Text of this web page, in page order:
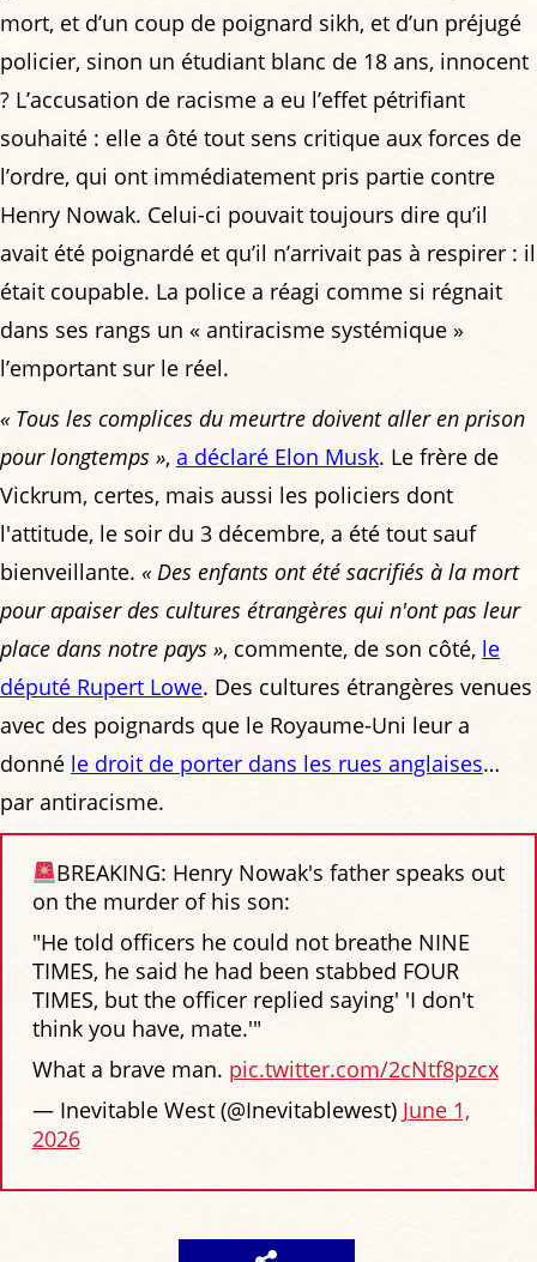
mort, et d’un coup de poignard sikh, et d’un préjugé
policier, sinon un étudiant blanc de 18 ans, innocent
? L’accusation de racisme a eu l’effet pétrifiant
souhaité : elle a ôté tout sens critique aux forces de
l’ordre, qui ont immédiatement pris partie contre
Henry Nowak. Celui-ci pouvait toujours dire qu’il
avait été poignardé et qu’il n’arrivait pas à respirer : il
était coupable. La police a réagi comme si régnait
dans ses rangs un « antiracisme systémique »
l’emportant sur le réel.
« Tous les complices du meurtre doivent aller en prison
pour longtemps », a déclaré Elon Musk. Le frère de
Vickrum, certes, mais aussi les policiers dont
l'attitude, le soir du 3 décembre, a été tout sauf
bienveillante. « Des enfants ont été sacrifiés à la mort
pour apaiser des cultures étrangères qui n'ont pas leur
place dans notre pays », commente, de son côté, le
député Rupert Lowe. Des cultures étrangères venues
avec des poignards que le Royaume-Uni leur a
donné le droit de porter dans les rues anglaises…
par antiracisme.
BREAKING: Henry Nowak's father speaks out
on the murder of his son:
"He told officers he could not breathe NINE
TIMES, he said he had been stabbed FOUR
TIMES, but the officer replied saying' 'I don't
think you have, mate.'"
What a brave man. pic.twitter.com/2cNtf8pzcx
— Inevitable West (@Inevitablewest) June 1,
2026